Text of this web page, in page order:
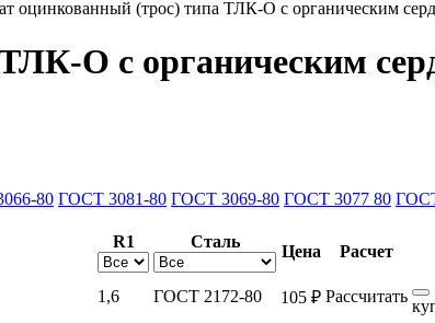
оцинкованный (трос) типа ТЛК-О с органическим
О с органическим
80 ГОСТ 3081-80 ГОСТ 3069-80 ГОСТ 3077 80
R1 Сталь
Цена Расчет
1,6 ГОСТ 2172-80 105 ₽ Рассчитать